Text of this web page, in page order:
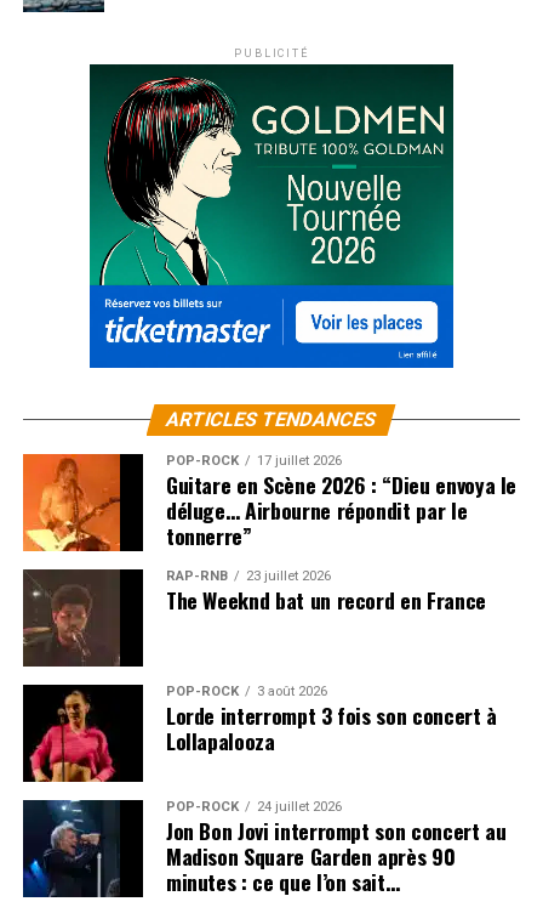
PUBLICITÉ
ARTICLES TENDANCES
POP-ROCK 17 juillet 2026
Guitare en Scène 2026 : “Dieu envoya le
déluge… Airbourne répondit par le
tonnerre”
RAP-RNB 23 juillet 2026
The Weeknd bat un record en France
POP-ROCK 3 août 2026
Lorde interrompt 3 fois son concert à
Lollapalooza
POP-ROCK 24 juillet 2026
Jon Bon Jovi interrompt son concert au
Madison Square Garden après 90
minutes : ce que l’on sait…